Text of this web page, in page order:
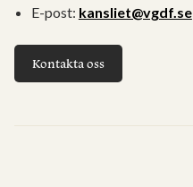
E-post: kansliet@vgdf.se
Kontakta oss